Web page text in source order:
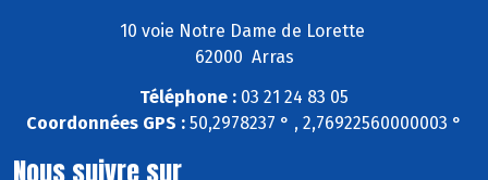
10 voie Notre Dame de Lorette
62000 Arras
Téléphone : 03 21 24 83 05
Coordonnées GPS : 50,2978237 ° , 2,76922560000003 °